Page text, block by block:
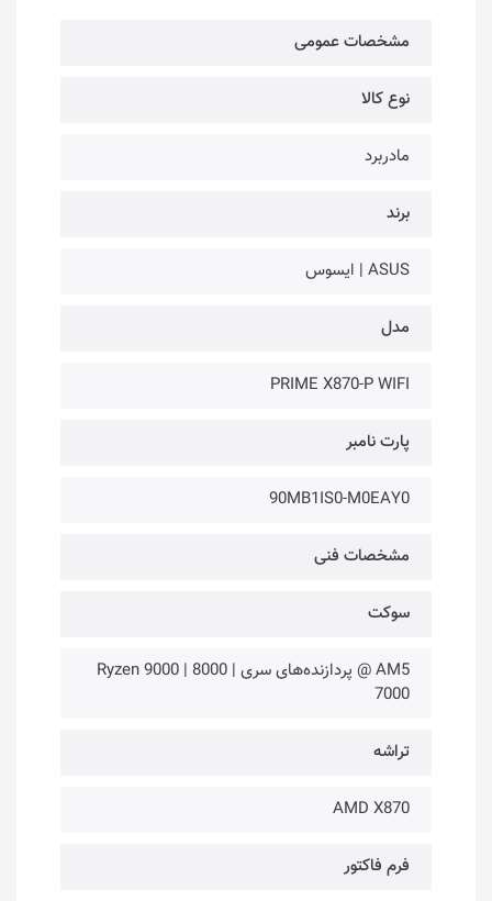
مشخصات عمومی
نوع کالا
مادربرد
برند
ASUS | ایسوس
مدل
PRIME X870-P WIFI
پارت نامبر
90MB1IS0-M0EAY0
مشخصات فنی
سوکت
AM5 @ پردازنده‌های سری Ryzen 9000 | 8000 |
7000
تراشه
AMD X870
فرم فاکتور